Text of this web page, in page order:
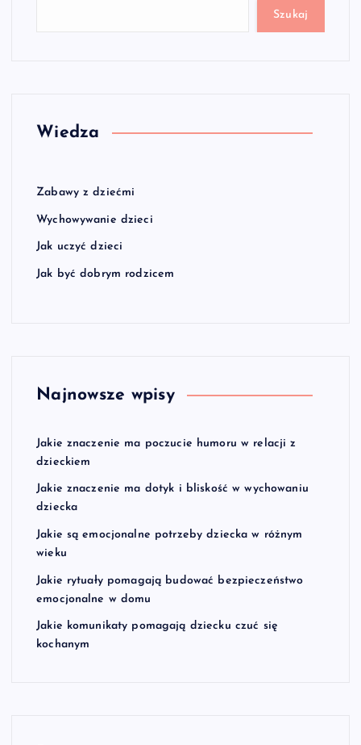
Szukaj
Wiedza
Zabawy z dziećmi
Wychowywanie dzieci
Jak uczyć dzieci
Jak być dobrym rodzicem
Najnowsze wpisy
Jakie znaczenie ma poczucie humoru w relacji z
dzieckiem
Jakie znaczenie ma dotyk i bliskość w wychowaniu
dziecka
Jakie są emocjonalne potrzeby dziecka w różnym
wieku
Jakie rytuały pomagają budować bezpieczeństwo
emocjonalne w domu
Jakie komunikaty pomagają dziecku czuć się
kochanym